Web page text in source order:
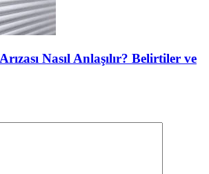
Nasıl Anlaşılır? Belirtiler ve